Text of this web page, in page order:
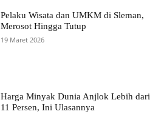
Pelaku Wisata dan UMKM di Sleman,
Merosot Hingga Tutup
19 Maret 2026
Harga Minyak Dunia Anjlok Lebih dari
11 Persen, Ini Ulasannya